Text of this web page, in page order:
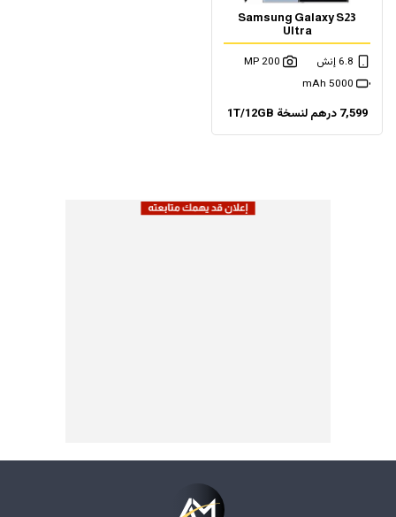
Samsung Galaxy S23
Ultra
6.8 إنش
200 MP
5000 mAh
7,599 درهم لنسخة 1T/12GB